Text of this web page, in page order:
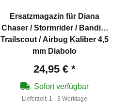
Ersatzmagazin für Diana
Chaser / Stormrider / Bandit /
Trailscout / Airbug Kaliber 4,5
mm Diabolo
24,95 € *
Sofort verfügbar
Lieferzeit: 1 - 3 Werktage